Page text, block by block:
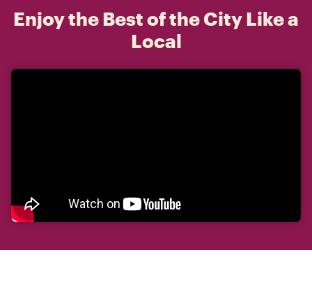
Enjoy the Best of the City Like a
Local